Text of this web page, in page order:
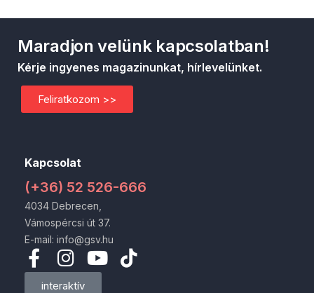
Kapcsolat
(+36) 52 526-666
4034 Debrecen,
Vámospércsi út 37.
E-mail: info@gsv.hu
interaktív
Maradjon velünk kapcsolatban!
Kérje ingyenes magazinunkat, hírlevelünket.
Feliratkozom >>